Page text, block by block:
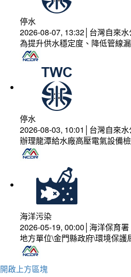
停水
2026-08-07, 13:32│台灣自來水
為提升供水穩定度、降低管線
停水
2026-08-03, 10:01│台灣自來水
辦理龍潭給水廠高壓電氣設備
海洋污染
2026-05-19, 00:00│海洋保育署
地方單位\金門縣政府\環境保
開啟上方區塊